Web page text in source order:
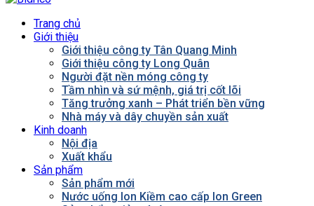
Trang chủ
Giới thiệu
Giới thiệu công ty Tân Quang Minh
Giới thiệu công ty Long Quân
Người đặt nền móng công ty
Tầm nhìn và sứ mệnh, giá trị cốt lõi
Tăng trưởng xanh – Phát triển bền vững
Nhà máy và dây chuyền sản xuất
Kinh doanh
Nội địa
Xuất khẩu
Sản phẩm
Sản phẩm mới
Nước uống Ion Kiềm cao cấp Ion Green